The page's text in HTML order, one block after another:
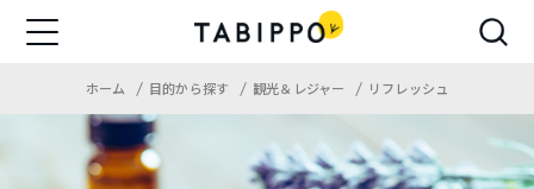
ホーム 目的から探す 観光＆レジャー リフレッシュ